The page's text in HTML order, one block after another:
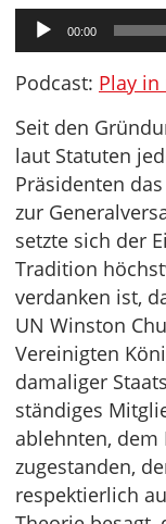
Audio-
Player
00:00
Podcast: Play
Seit den
laut Statuten
Präsidenten
zur
setzte sich der
Tradition
verdanken ist,
UN Winston
Vereinigten
damaliger
ständiges
ablehnten, dem
zugestanden,
respektierlich